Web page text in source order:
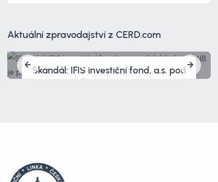
Aktuální zpravodajství z CERD.com
Skandál: IFIS investiční fond, a.s. pod